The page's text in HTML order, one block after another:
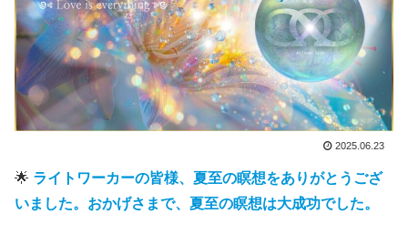
2025.06.23
🌟 ライトワーカーの皆様、 夏至の瞑想をありがとうござ
いました。おかげさまで、夏至の瞑想は大成功でした。